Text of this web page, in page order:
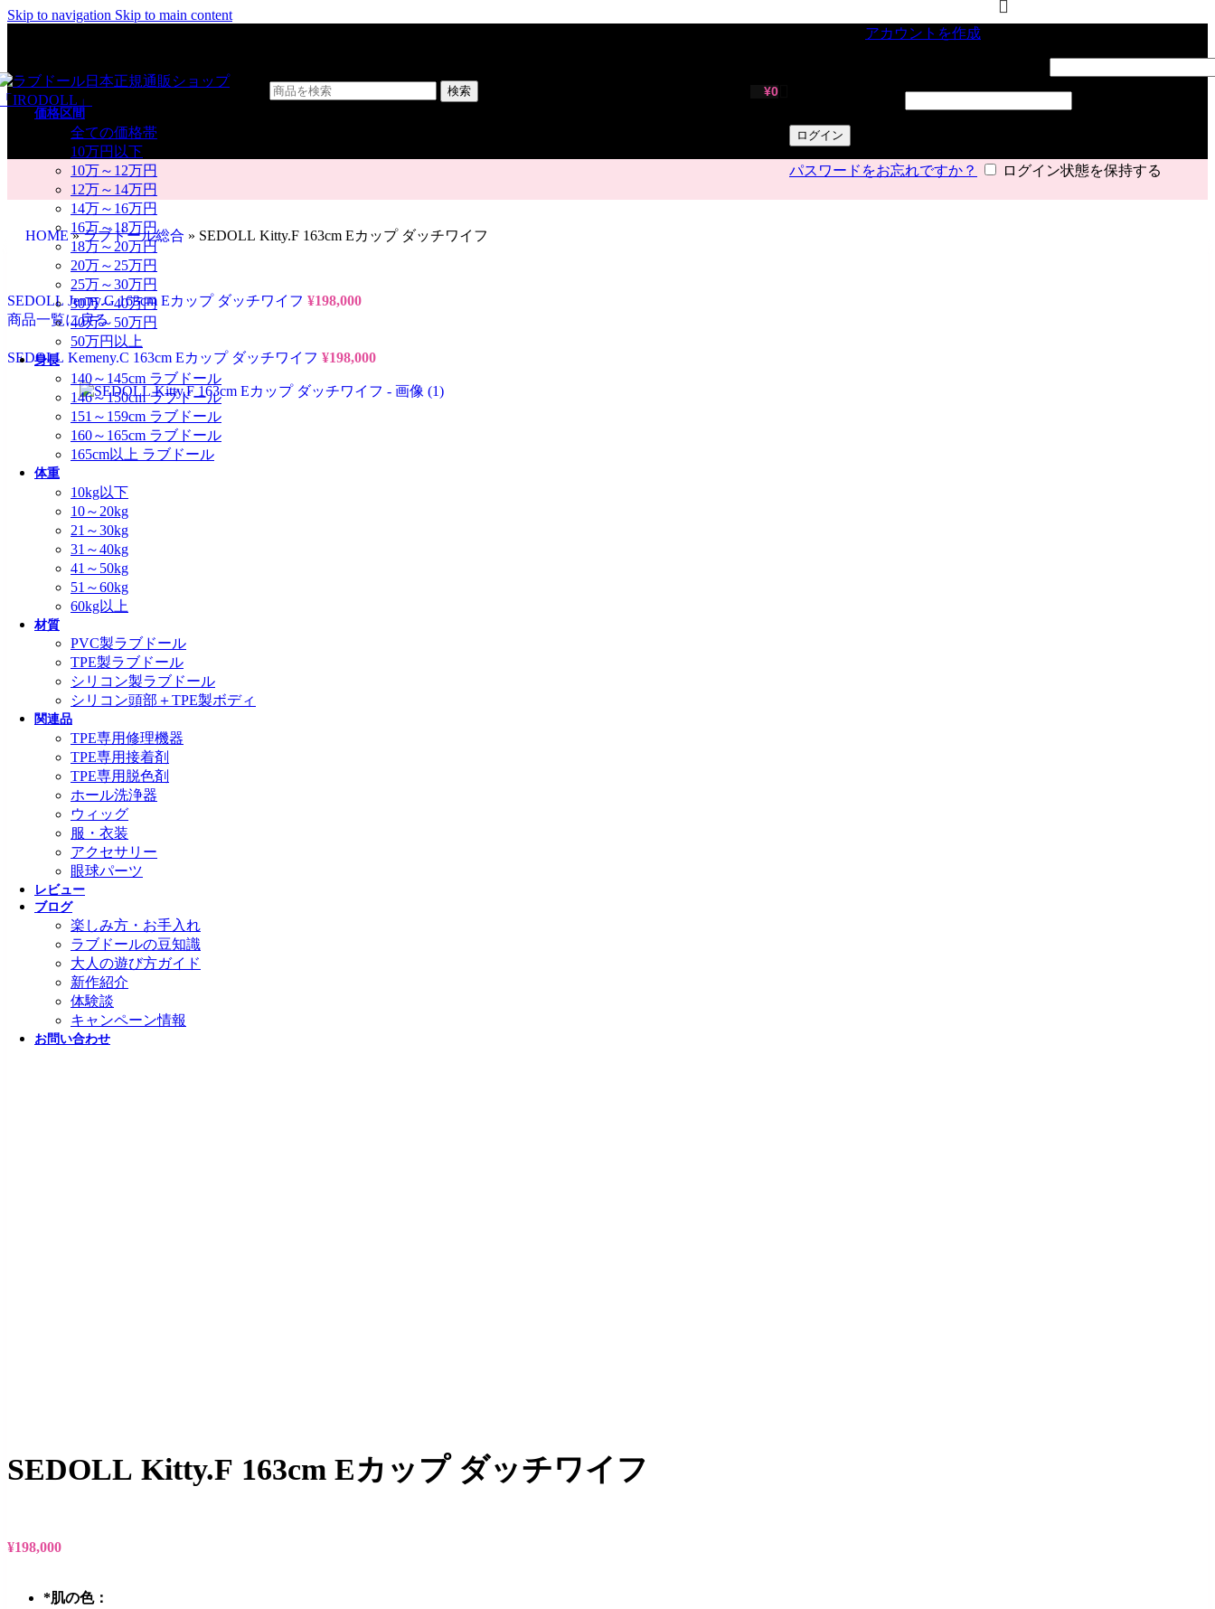
Skip to navigation Skip to main content
検索 ¥0
アカウントを作成
ログイン
パスワードをお忘れですか？ ログイン状態を保持する
価格区間
全ての価格帯
10万円以下
10万～12万円
12万～14万円
14万～16万円
16万～18万円
18万～20万円
20万～25万円
25万～30万円
30万～40万円
40万～50万円
50万円以上
身長
140～145cm ラブドール
146～150cm ラブドール
151～159cm ラブドール
160～165cm ラブドール
165cm以上 ラブドール
体重
10kg以下
10～20kg
21～30kg
31～40kg
41～50kg
51～60kg
60kg以上
材質
PVC製ラブドール
TPE製ラブドール
シリコン製ラブドール
シリコン頭部＋TPE製ボディ
関連品
TPE専用修理機器
TPE専用接着剤
TPE専用脱色剤
ホール洗浄器
ウィッグ
服・衣装
アクセサリー
眼球パーツ
レビュー
ブログ
楽しみ方・お手入れ
ラブドールの豆知識
大人の遊び方ガイド
新作紹介
体験談
キャンペーン情報
お問い合わせ
HOME»ラブドール総合 » SEDOLL Kitty.F 163cm Eカップ ダッチワイフ
SEDOLL Jenny.G 163cm Eカップ ダッチワイフ ¥198,000
商品一覧に戻る
SEDOLL Kemeny.C 163cm Eカップ ダッチワイフ ¥198,000
SEDOLL Kitty.F 163cm Eカップ ダッチワイフ
¥198,000
*肌の色：